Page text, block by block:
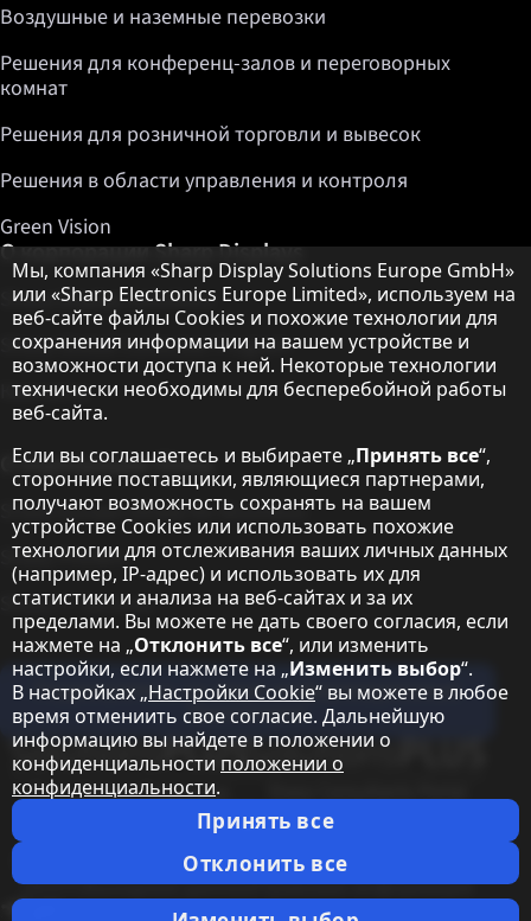
Воздушные и наземные перевозки
Решения для конференц-залов и переговорных
комнат
Решения для розничной торговли и вывесок
Решения в области управления и контроля
Green Vision
О корпорации Sharp Displays
Sharp Display Solutions
Sharp Global Customer Program
Контакты
О корпорации Sharp
Sharp Europe (Sharp for Business)
Sharp Printers
Sharp IT Services
Подпишитесь на наши информационные
бюллетени
Our partner programmes
Our social media profiles
Sharp YouTube channel
Правовая информация
Политика конфиденциальностиНастройки Cookie
ОУЗТСВыходные данныеПравовая информация
Примечание о защите данных
Мы, компания «Sharp Display Solutions Europe GmbH»
или «Sharp Electronics Europe Limited», используем на
веб-сайте файлы Cookies и похожие технологии для
сохранения информации на вашем устройстве и
возможности доступа к ней. Некоторые технологии
технически необходимы для бесперебойной работы
веб-сайта.
Если вы соглашаетесь и выбираете „Принять все“,
сторонние поставщики, являющиеся партнерами,
получают возможность сохранять на вашем
устройстве Cookies или использовать похожие
технологии для отслеживания ваших личных данных
(например, IP-адрес) и использовать их для
статистики и анализа на веб-сайтах и за их
пределами. Вы можете не дать своего согласия, если
нажмете на „Отклонить все“, или изменить
настройки, если нажмете на „Изменить выбор“.
В настройках „Настройки Cookie“ вы можете в любое
время отмениить свое согласие. Дальнейшую
информацию вы найдете в положении о
конфиденциальности положении о
конфиденциальности.
Принять все
Отклонить все